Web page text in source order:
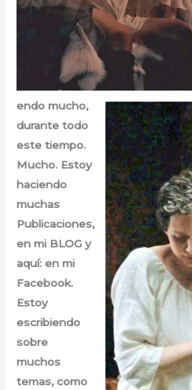
endo mucho,
durante todo
este tiempo.
Mucho. Estoy
haciendo
muchas
Publicaciones,
en mi BLOG y
aquí: en mi
Facebook.
Estoy
escribiendo
sobre
muchos
temas, como